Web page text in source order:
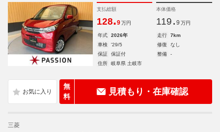
支払総額
128.9 万円
本体価格
119. 9 万円
年式 2026年 走行
7km
車検
'29/5 修復
なし
保証
保証付 整備
-
住所
岐阜県 土岐市
無
料
見積もり・在庫確認
三菱